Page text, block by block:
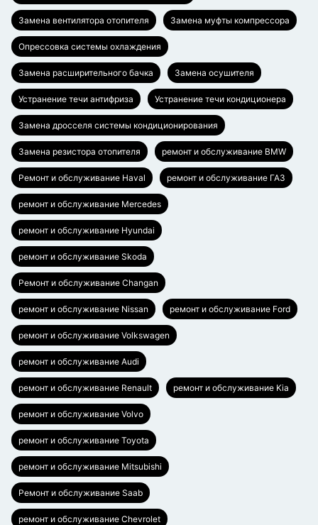
Замена вентилятора отопителя Замена муфты компрессора
Опрессовка системы охлаждения
Замена расширительного бачка Замена осушителя
Устранение течи антифриза Устранение течи кондиционера
Замена дросселя системы кондиционирования
Замена резистора отопителя ремонт и обслуживание BMW
Ремонт и обслуживание Haval ремонт и обслуживание ГАЗ
ремонт и обслуживание Mercedes
ремонт и обслуживание Hyundai
ремонт и обслуживание Skoda
Ремонт и обслуживание Changan
ремонт и обслуживание Nissan ремонт и обслуживание Ford
ремонт и обслуживание Volkswagen
ремонт и обслуживание Audi
ремонт и обслуживание Renault ремонт и обслуживание Kia
ремонт и обслуживание Volvo
ремонт и обслуживание Toyota
ремонт и обслуживание Mitsubishi
Ремонт и обслуживание Saab
ремонт и обслуживание Chevrolet